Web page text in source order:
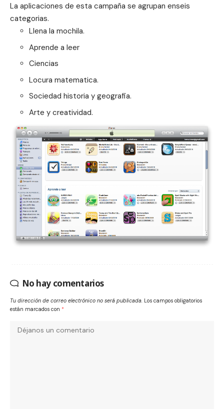
La aplicaciones de esta campaña se agrupan enseis
categorias.
Llena la mochila.
Aprende a leer
Ciencias
Locura matematica.
Sociedad historia y geografia.
Arte y creatividad.
No hay comentarios
Tu dirección de correo electrónico no será publicada. Los campos obligatorios
están marcados con *